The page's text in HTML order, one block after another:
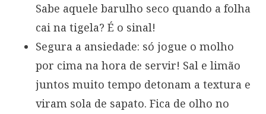
Sabe aquele barulho seco quando a folha
cai na tigela? É o sinal!
Segura a ansiedade: só jogue o molho
por cima na hora de servir! Sal e limão
juntos muito tempo detonam a textura e
viram sola de sapato. Fica de olho no